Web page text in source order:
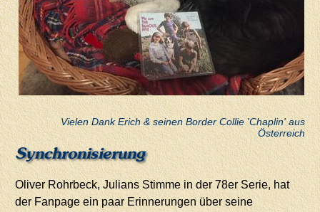
Vielen Dank Erich & seinen Border Collie 'Chaplin' aus
Österreich
Synchronisierung
Oliver Rohrbeck, Julians Stimme in der 78er Serie, hat
der Fanpage ein paar Erinnerungen über seine